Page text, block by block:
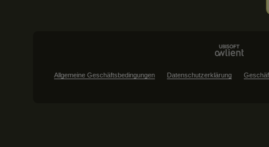
Allgemeine Geschäftsbedingungen Datenschutzerklärung